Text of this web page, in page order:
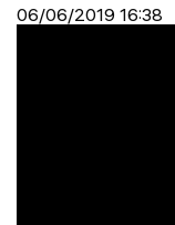
06/06/2019 16:38